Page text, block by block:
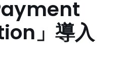
」導入